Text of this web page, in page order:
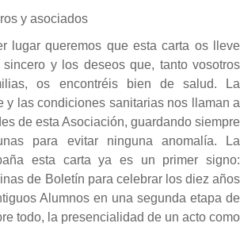
y asociados
queremos que esta carta os lleve
y los deseos que, tanto vosotros
os encontréis bien de salud. La
y las condiciones sanitarias nos llaman a
de esta Asociación, guardando siempre
para evitar ninguna anomalía. La
esta carta ya es un primer signo:
de Boletín para celebrar los diez años
Alumnos en una segunda etapa de
todo, la presencialidad de un acto como